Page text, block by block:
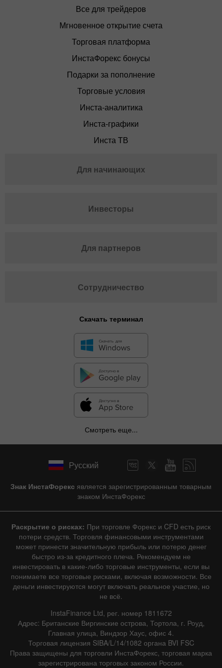
Все для трейдеров
Мгновенное открытие счета
Торговая платформа
ИнстаФорекс бонусы
Подарки за пополнение
Торговые условия
Инста-аналитика
Инста-графики
Инста ТВ
Для начинающих
Инвесторы
Для партнеров
Сотрудничество
Скачать терминал
Смотреть еще...
Русский
Знак ИнстаФорекс является зарегистрированным товарным
знаком ИнстаФорекс
Раскрытие о рисках: При торговле Форекс и CFD есть риск
потери средств. Торговля финансовыми инструментами
может принести значительную прибыль или потерю денег
быстро из-за кредитного плеча. Рекомендуем не
инвестировать в какие-либо торговые инструменты, если вы
понимаете все торговые рисками, включая возможности. Все
деньги инвестируются могут включать реальное участие, но
не всё.
InstaFinance Ltd, рег. номер 1811672
Адрес: Британские Виргинские острова, Тортола, г. Роуд,
Главная улица, Виндзор Хаус, офис 4.
Торговая лицензия SIBA/L/14/1082 органа BVI FSC
Права защищены для торговли ИнстаФорекс, торговая марка
зарегистрирована торговых законом России.